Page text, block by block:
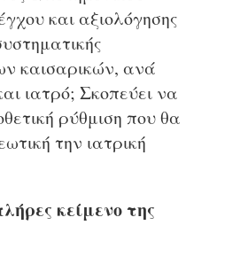
και αξιολόγησης
καισαρικών, ανά
ιατρό; Σκοπεύει να
ρύθμιση που θα
την ιατρική
κείμενο της